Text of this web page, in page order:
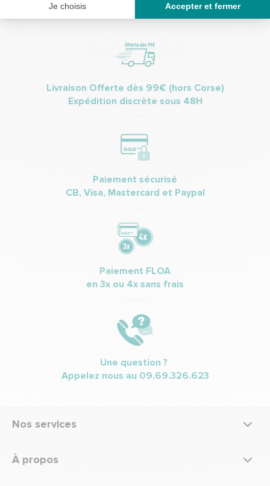
Livraison Offerte dès 99€ (hors Corse)
Expédition discrète sous 48H
Paiement sécurisé
CB, Visa, Mastercard et Paypal
Paiement FLOA
en 3x ou 4x sans frais
Une question ?
Appelez nous au 09.69.326.623
Nos services
À propos